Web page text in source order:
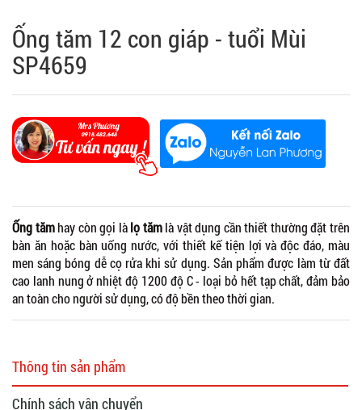
Ống tăm 12 con giáp - tuổi Mùi
SP4659
Ống tămhay còn gọi làlọ tămlà vật dụng cần thiết thường đặt trên
bàn ăn hoặc bàn uống nước, với thiết kế tiện lợi và độc đáo, màu
men sáng bóng dễ cọ rửa khi sử dụng. Sản phẩm được làm từ đất
cao lanh nung ở nhiệt độ 1200 độ C - loại bỏ hết tạp chất, đảm bảo
an toàn cho người sử dụng, có độ bền theo thời gian.
Thông tin sản phẩm
Chính sách vận chuyển